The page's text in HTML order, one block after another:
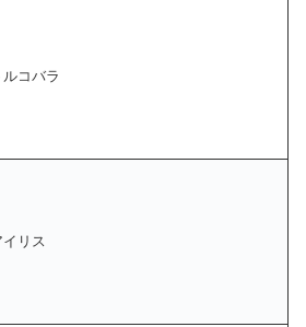
コバラ
リス